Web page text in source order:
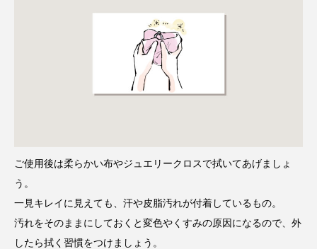
ご使用後は柔らかい布やジュエリークロスで拭いてあげましょ
う。
一見キレイに見えても、汗や皮脂汚れが付着しているもの。
汚れをそのままにしておくと変色やくすみの原因になるので、外
したら拭く習慣をつけましょう。